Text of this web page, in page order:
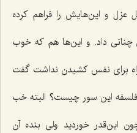
عزل و این‌هایش را فراهم کرده
داد. و این‌ها هم که خوب
راه برای نفس کشیدن نداشت گفت
فلسفه این سور چیست؟ البته خب
این‌قدر خوردید ولی بنده آن